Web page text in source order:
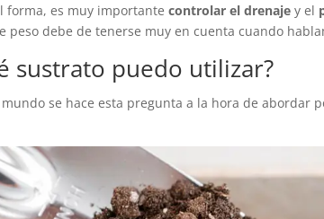
forma, es muy importantecontrolar el drenaje y el
peso debe de tenerse muy en cuenta cuando
sustrato puedo utilizar?
mundo se hace esta pregunta a la hora de abordar